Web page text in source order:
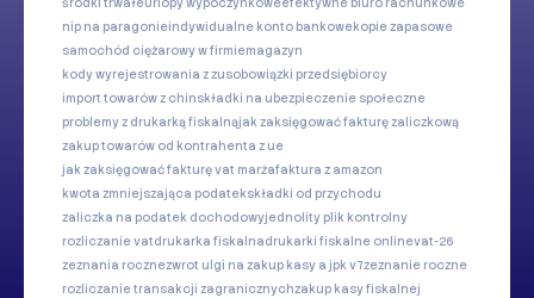
nip na paragonieindywidualne konto bankowekopie zapasowe
samochód ciężarowy w firmiemagazyn
kody wyrejestrowania z zusobowiązki przedsiębiorcy
import towarów z chinskładki na ubezpieczenie społeczne
problemy z drukarką fiskalnąjak zaksięgować fakturę zaliczkową
zakup towarów od kontrahenta z ue
jak zaksięgować fakturę vat marżafaktura z amazon
kwota zmniejszająca podatekskładki od przychodu
zaliczka na podatek dochodowyjednolity plik kontrolny
rozliczanie vatdrukarka fiskalnadrukarki fiskalne onlinevat-26
zeznania rocznezwrot ulgi na zakup kasy a jpk v7zeznanie roczne
rozliczanie transakcji zagranicznychzakup kasy fiskalnej